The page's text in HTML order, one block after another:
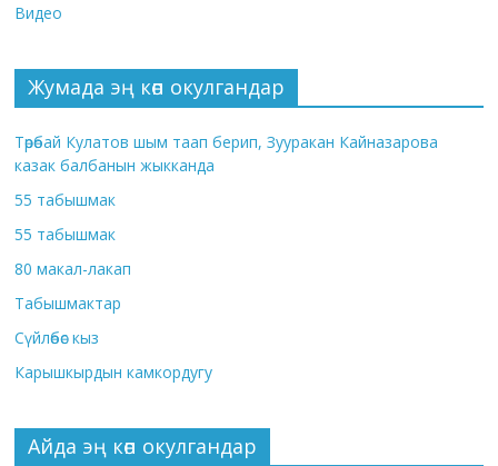
Видео
Жумада эң көп окулгандар
Төрөбай Кулатов шым таап берип, Зууракан Кайназарова
казак балбанын жыкканда
55 табышмак
55 табышмак
80 макал-лакап
Табышмактар
Сүйлөбөс кыз
Карышкырдын камкордугу
Айда эң көп окулгандар